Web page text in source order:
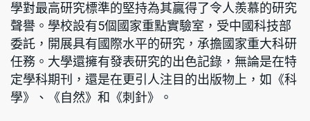
學對最高研究標準的堅持為其贏得了令人羨慕的研究
聲譽。學校設有5個國家重點實驗室，受中國科技部
委託，開展具有國際水平的研究，承擔國家重大科研
任務。大學還擁有發表研究的出色記錄，無論是在特
定學科期刊，還是在更引人注目的出版物上，如《科
學》、《自然》和《刺針》。